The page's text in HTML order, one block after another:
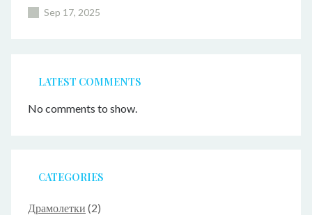
Sep 17, 2025
LATEST COMMENTS
No comments to show.
CATEGORIES
Драмолетки (2)